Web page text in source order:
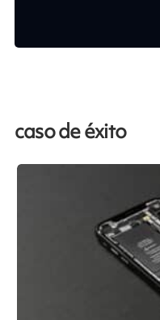
caso de éxito